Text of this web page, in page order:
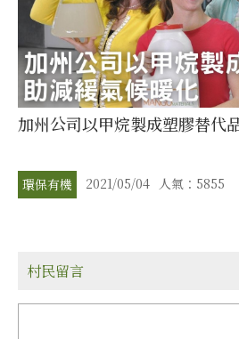
加州公司以甲烷製成塑膠替代
環保有機 2021/05/04 人氣：5855
村民留言